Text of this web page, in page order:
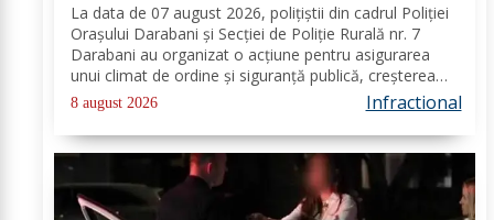
La data de 07 august 2026, polițiștii din cadrul Poliției
Orașului Darabani și Secției de Poliție Rurală nr. 7
Darabani au organizat o acțiune pentru asigurarea
unui climat de ordine și siguranță publică, creșterea
gradului de siguranță rutieră și combaterea faptelor
antisociale, în localitatea...
8 august 2026 Infractional